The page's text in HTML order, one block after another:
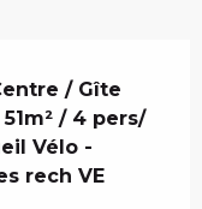
/ Gîte
/ 4 pers/
Vélo -
rech VE